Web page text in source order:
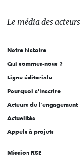
des
l'engagement
Le média des acteurs
Notre histoire
Qui sommes-nous ?
Ligne éditoriale
Pourquoi s'inscrire
Acteurs de l'engagement
Actualités
Appels à projets
Mission RSE